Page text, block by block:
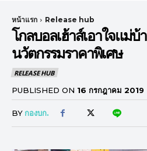
หน้าแรก Release hub
โกลบอลเฮ้าส์เอาใจแม่
นวัตกรรมราคาพิเศษ
RELEASE HUB
PUBLISHED ON 16 กรกฎาคม 2019
BY กองบก.